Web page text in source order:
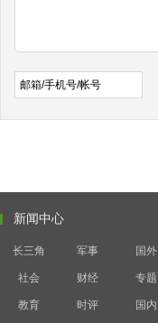
新闻中心
长三角 军事 国外
社会 财经 专题
教育 时评 国内